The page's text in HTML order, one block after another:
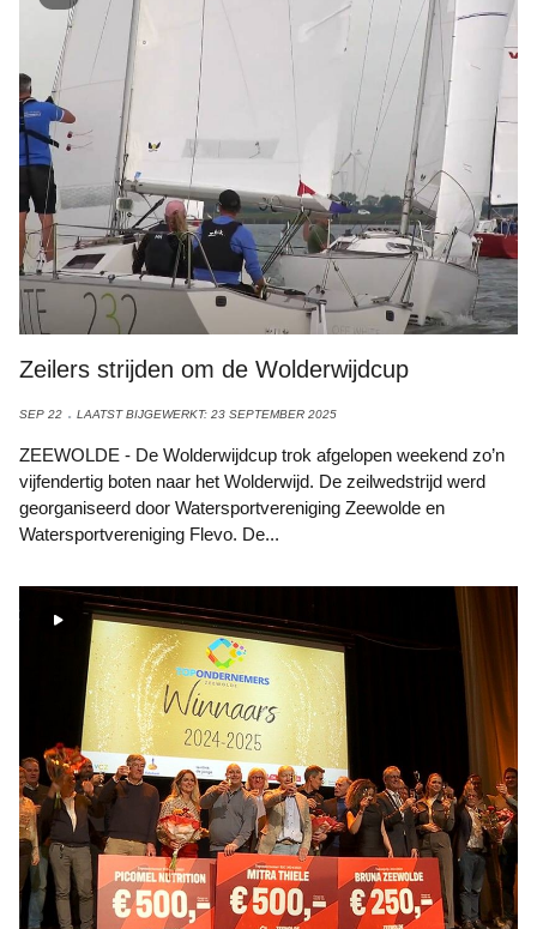
Zeilers strijden om de Wolderwijdcup
SEP 22 LAATST BIJGEWERKT: 23 SEPTEMBER 2025
ZEEWOLDE - De Wolderwijdcup trok afgelopen weekend zo’n
vijfendertig boten naar het Wolderwijd. De zeilwedstrijd werd
georganiseerd door Watersportvereniging Zeewolde en
Watersportvereniging Flevo. De...